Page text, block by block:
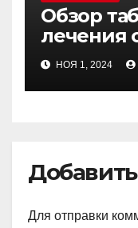
Обзор
лечения
НОЯ 1, 2024
Для отправки